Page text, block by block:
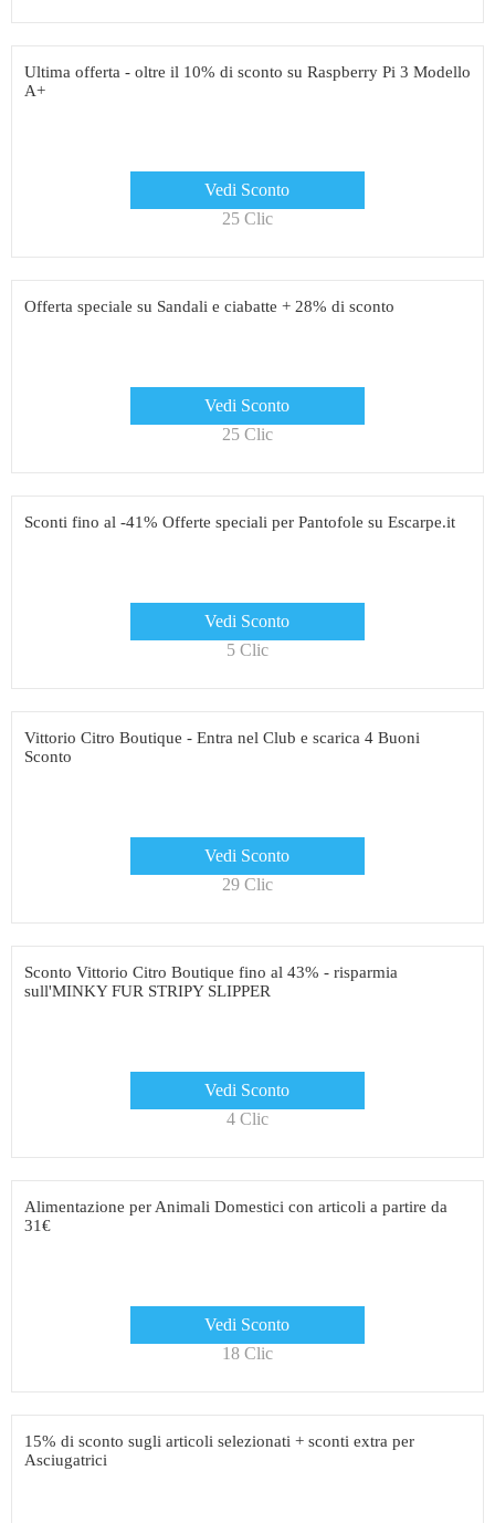
Ultima offerta - oltre il 10% di sconto su Raspberry Pi 3 Modello
A+
Vedi Sconto
25 Clic
Offerta speciale su Sandali e ciabatte + 28% di sconto
Vedi Sconto
25 Clic
Sconti fino al -41% Offerte speciali per Pantofole su Escarpe.it
Vedi Sconto
5 Clic
Vittorio Citro Boutique - Entra nel Club e scarica 4 Buoni
Sconto
Vedi Sconto
29 Clic
Sconto Vittorio Citro Boutique fino al 43% - risparmia
sull'MINKY FUR STRIPY SLIPPER
Vedi Sconto
4 Clic
Alimentazione per Animali Domestici con articoli a partire da
31€
Vedi Sconto
18 Clic
15% di sconto sugli articoli selezionati + sconti extra per
Asciugatrici